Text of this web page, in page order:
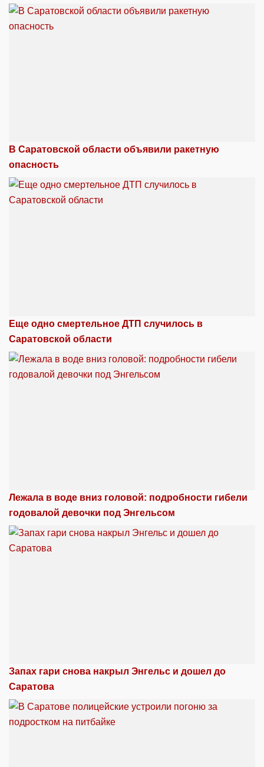
В Саратовской области объявили ракетную
опасность
Еще одно смертельное ДТП случилось в
Саратовской области
Лежала в воде вниз головой: подробности гибели
годовалой девочки под Энгельсом
Запах гари снова накрыл Энгельс и дошел до
Саратова